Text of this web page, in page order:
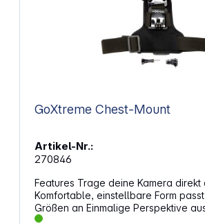
GoXtreme Chest-Mount
Artikel-Nr.:
270846
Features Trage deine Kamera direkt auf der Brust!
Komfortable, einstellbare Form
Größen an Einmalige Perspektive aus der Mitte des
Körpers Mehr Körperbewegungen in Kamera-